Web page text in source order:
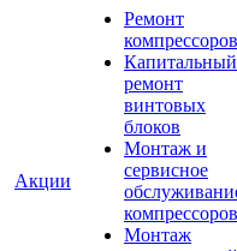
Акции
Ремонт
компрессоров
Капитальный
ремонт
винтовых
блоков
Монтаж и
сервисное
компрессоров
Монтаж